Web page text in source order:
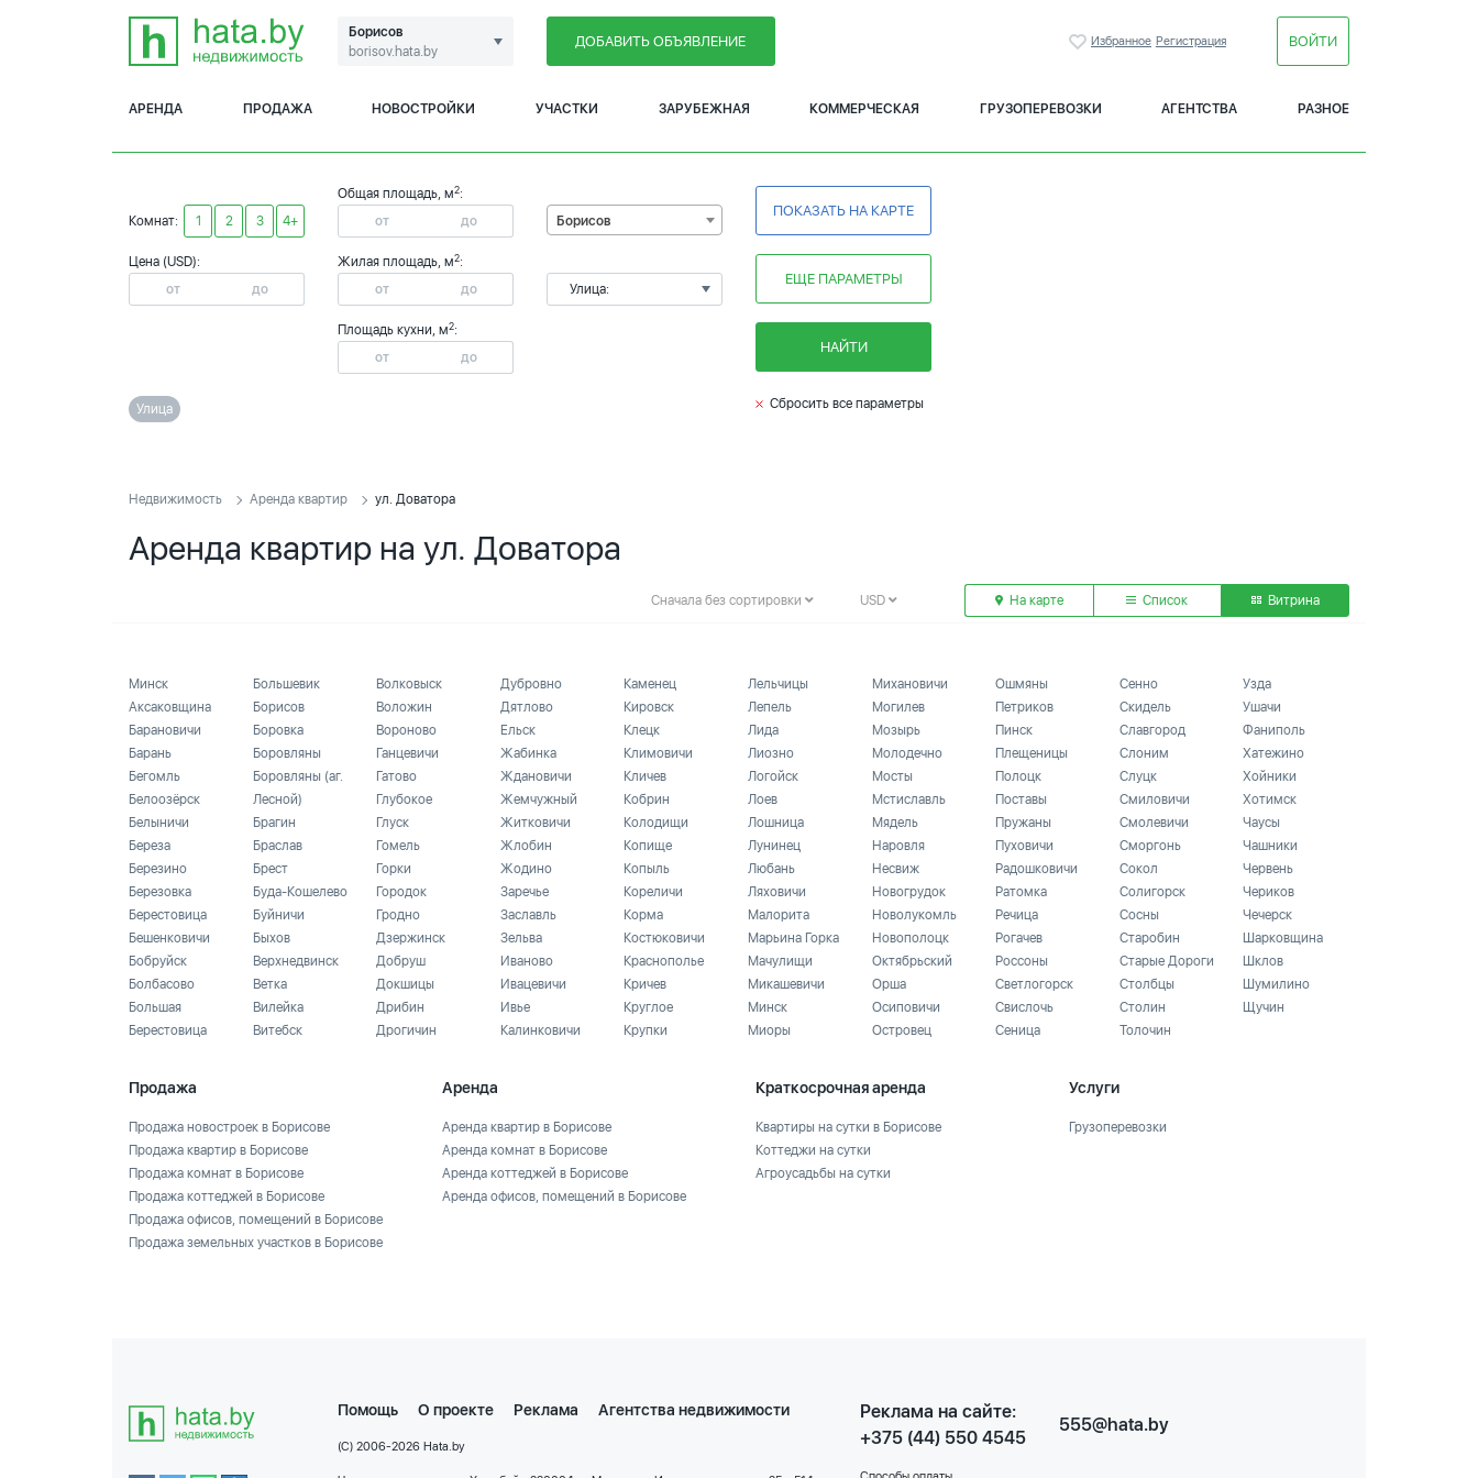
Борисов
borisov.hata.by
ДОБАВИТЬ ОБЪЯВЛЕНИЕ Избранное Регистрация ВОЙТИ
АРЕНДА ПРОДАЖА НОВОСТРОЙКИ УЧАСТКИ ЗАРУБЕЖНАЯ КОММЕРЧЕСКАЯ ГРУЗОПЕРЕВОЗКИ АГЕНТСТВА РАЗНОЕ
Комнат: 1 2 3 4+
Цена (USD):
Общая площадь, м2:
Жилая площадь, м2:
Площадь кухни, м2:
Борисов
Улица:
ПОКАЗАТЬ НА КАРТЕ
ЕЩЕ ПАРАМЕТРЫ
НАЙТИ
Улица Сбросить все параметры
Недвижимость Аренда квартир ул. Доватора
Аренда квартир на ул. Доватора
Сначала без сортировки USD На карте Список Витрина
Минск
Аксаковщина
Барановичи
Барань
Бегомль
Белоозёрск
Белыничи
Береза
Березино
Березовка
Берестовица
Бешенковичи
Бобруйск
Болбасово
Большая
Берестовица
Большевик
Борисов
Боровка
Боровляны
Боровляны (аг.
Лесной)
Брагин
Браслав
Брест
Буда-Кошелево
Буйничи
Быхов
Верхнедвинск
Ветка
Вилейка
Витебск
Волковыск
Воложин
Вороново
Ганцевичи
Гатово
Глубокое
Глуск
Гомель
Горки
Городок
Гродно
Дзержинск
Добруш
Докшицы
Дрибин
Дрогичин
Дубровно
Дятлово
Ельск
Жабинка
Ждановичи
Жемчужный
Житковичи
Жлобин
Жодино
Заречье
Заславль
Зельва
Иваново
Ивацевичи
Ивье
Калинковичи
Каменец
Кировск
Клецк
Климовичи
Кличев
Кобрин
Колодищи
Копище
Копыль
Кореличи
Корма
Костюковичи
Краснополье
Кричев
Круглое
Крупки
Лельчицы
Лепель
Лида
Лиозно
Логойск
Лоев
Лошница
Лунинец
Любань
Ляховичи
Малорита
Марьина Горка
Мачулищи
Микашевичи
Минск
Миоры
Михановичи
Могилев
Мозырь
Молодечно
Мосты
Мстиславль
Мядель
Наровля
Несвиж
Новогрудок
Новолукомль
Новополоцк
Октябрьский
Орша
Осиповичи
Островец
Ошмяны
Петриков
Пинск
Плещеницы
Полоцк
Поставы
Пружаны
Пуховичи
Радошковичи
Ратомка
Речица
Рогачев
Россоны
Светлогорск
Свислочь
Сеница
Сенно
Скидель
Славгород
Слоним
Слуцк
Смиловичи
Смолевичи
Сморгонь
Сокол
Солигорск
Сосны
Старобин
Старые Дороги
Столбцы
Столин
Толочин
Узда
Ушачи
Фаниполь
Хатежино
Хойники
Хотимск
Чаусы
Чашники
Червень
Чериков
Чечерск
Шарковщина
Шклов
Шумилино
Щучин
Продажа
Продажа новостроек в Борисове
Продажа квартир в Борисове
Продажа комнат в Борисове
Продажа коттеджей в Борисове
Продажа офисов, помещений в Борисове
Продажа земельных участков в Борисове
Аренда
Аренда квартир в Борисове
Аренда комнат в Борисове
Аренда коттеджей в Борисове
Аренда офисов, помещений в Борисове
Краткосрочная аренда
Квартиры на сутки в Борисове
Коттеджи на сутки
Агроусадьбы на сутки
Услуги
Грузоперевозки
Помощь О проекте Реклама Агентства недвижимости
(C) 2006-2026 Hata.by
Реклама на сайте:
+375 (44) 550 4545
555@hata.by